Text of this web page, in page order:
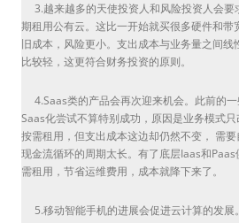
3.越来越多的天使投资人和风险投资人会要
期租用公有云。这比一开始就买很多硬件和带
旧成本，风险更小。支出成本与业务量之间线
比较轻，这更符合财务投资的原则。
4.Saas类的产品会再次迎来机会。此前的一
Saas化尝试不算特别成功，原因是业务模式
按需租用，但支出成本这边却仍然不变， 需
现金流循环的周期太长。有了底层Iaas和
需租用，节省运维费用，成本就降下来了。
5.移动智能手机的进展会促进云计算的发展。